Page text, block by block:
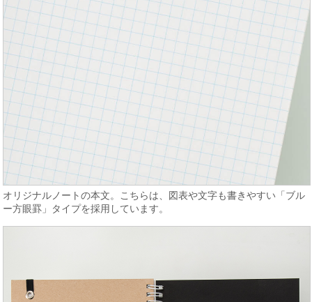
オリジナルノートの本文。こちらは、図表や文字も書きやすい「ブル
ー方眼罫」タイプを採用しています。